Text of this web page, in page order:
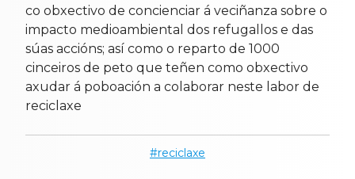
co obxectivo de concienciar á veciñanza sobre o
impacto medioambiental dos refugallos e das
súas accións; así como o reparto de 1000
cinceiros de peto que teñen como obxectivo
axudar á poboación a colaborar neste labor de
reciclaxe
reciclaxe